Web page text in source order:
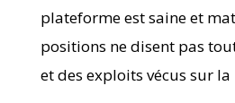
plateforme est saine et
positions ne disent pas
et des exploits vécus sur la